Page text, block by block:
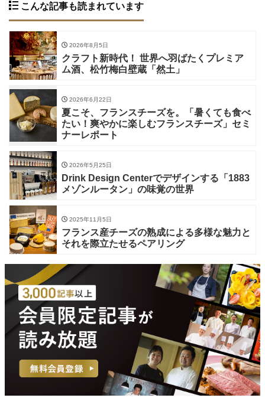
こんな記事も読まれています
2026年8月5日
クラフト新時代！ 世界へ羽ばたくプレミア
ム酒、松竹梅白壁蔵「然土」
2026年6月22日
夏こそ、フランスチーズを。「暑くても食べ
たい！爽やかに楽しむフランスチーズ」セミ
ナーレポート
2026年5月25日
Drink Design Centerでデザインする「1883
メゾンルータン」の味覚の世界
2025年11月5日
フランス産チーズの熟成による多様な魅力と
それを際立たせるペアリング